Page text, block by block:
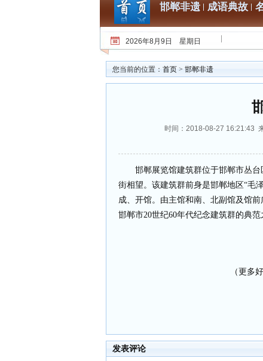
邯郸非遗 成语典故
2026年8月9日 星期日
您当前的位置： 首页 > 邯郸非遗
时间：2018-08-27 16:21:43
邯郸展览馆建筑群位于邯郸市丛台
街相望。该建筑群前身是邯郸地区“毛
成、开馆。由主馆和南、北副馆及馆
邯郸市20世纪60年代纪念建筑群的典范
（更多
发表评论